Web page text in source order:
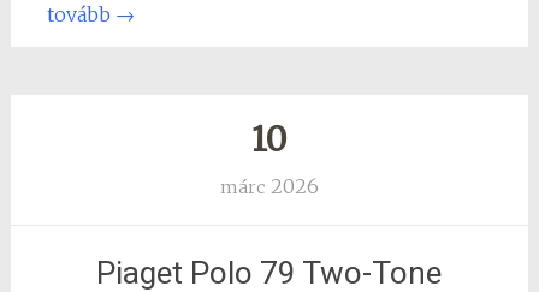
tovább →
10
márc 2026
Piaget Polo 79 Two-Tone